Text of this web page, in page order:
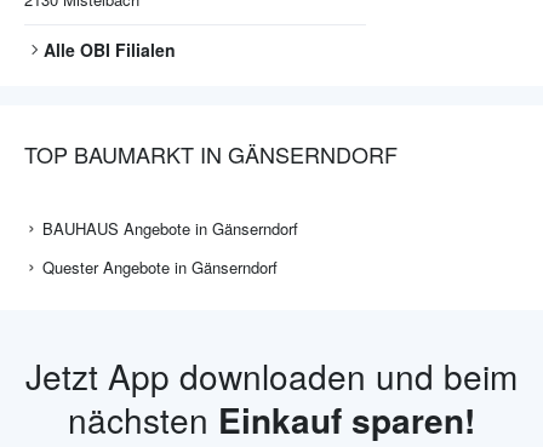
Alle OBI Filialen
TOP BAUMARKT IN GÄNSERNDORF
BAUHAUS Angebote in Gänserndorf
Quester Angebote in Gänserndorf
Jetzt App downloaden und beim
nächsten Einkauf sparen!